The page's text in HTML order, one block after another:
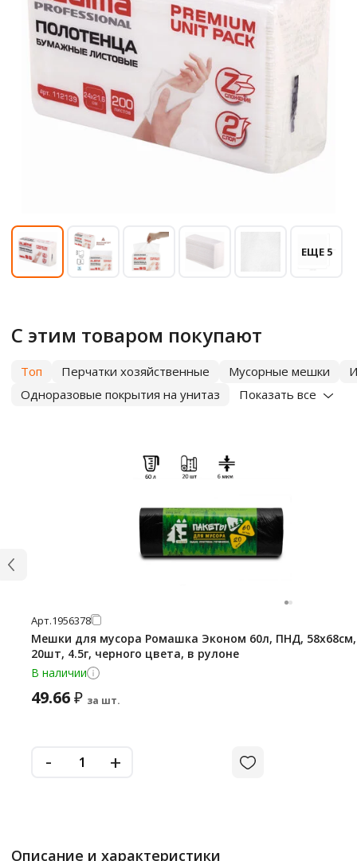
ЕЩЕ 5
С этим товаром покупают
Топ Перчатки хозяйственные Мусорные мешки
Одноразовые покрытия на унитаз
Показать все
Арт.1956378
Мешки для мусора Ромашка Эконом 60л, ПНД,
20шт, 4.5г, черного цвета, в рулоне
В наличии
49.66₽ за шт.
- +
Описание и характеристики